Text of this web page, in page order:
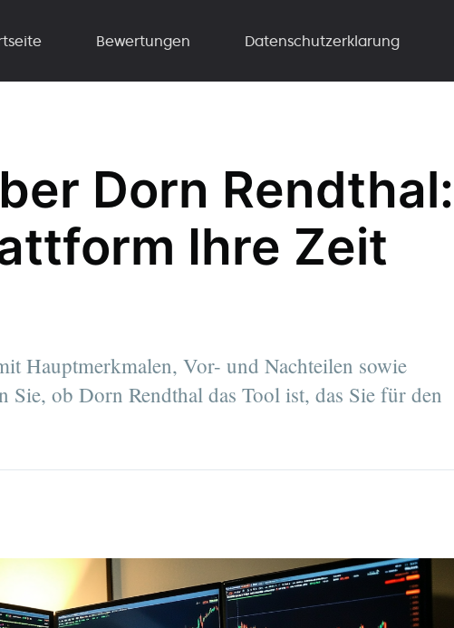
Bewertungen Datenschutzerklarung
Dorn Rendthal:
Ihre Zeit
Hauptmerkmalen, Vor- und Nachteilen sowie
Sie, ob Dorn Rendthal das Tool ist, das Sie für den